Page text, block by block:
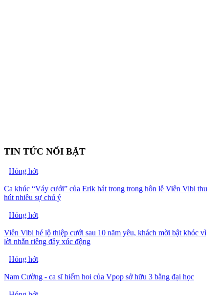
TIN TỨC NỔI BẬT
Hóng hớt
Ca khúc “Váy cưới” của Erik hát trong trong hôn lễ Viên Vibi thu
hút nhiều sự chú ý
Hóng hớt
Viên Vibi hé lộ thiệp cưới sau 10 năm yêu, khách mời bật khóc vì
lời nhắn riêng đầy xúc động
Hóng hớt
Nam Cường - ca sĩ hiếm hoi của Vpop sở hữu 3 bằng đại học